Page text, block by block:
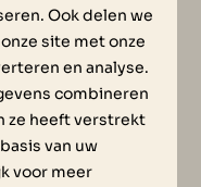
8,6
€ 2.600
€ 2.495
Ook delen we
site met onze
en analyse.
combineren
ze heeft verstrekt
van uw
voor meer